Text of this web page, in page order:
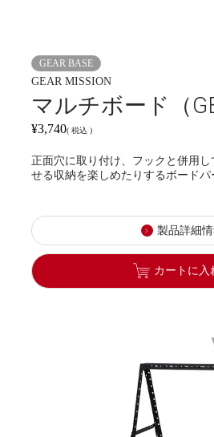
GEAR BASE
GEAR MISSION
マルチボード（
¥3,740 税込
正面穴に取り付け、フックと併用
せる収納を楽しめたりするボードパ
製品詳細
カートに入